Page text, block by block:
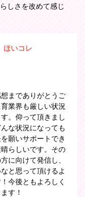
しさを改めて感じ
ほいコレ
までありがとうご
業界も厳しい状況
。仰って頂きまし
な状況になっても
願いサポートでき
らしいです。その
に向けて発信し、
と思って頂けるよ
今後ともよろしく
す！